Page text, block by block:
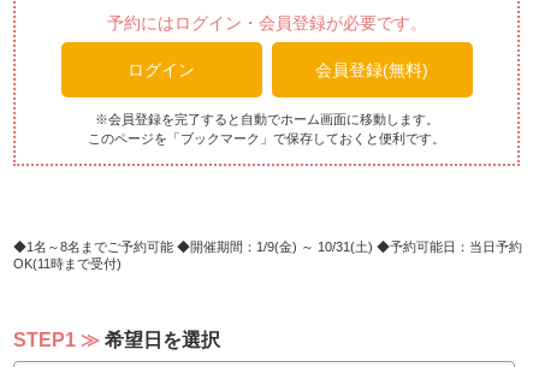
□メインディッシュ
・マグロのグリル
・あぐー豚肩ロース炭火焼き
予約にはログイン・会員登録が必要です。
ログイン 会員登録(無料)
※会員登録を完了すると自動でホーム画面に移動します。
このページを「ブックマーク」で保存しておくと便利です。
1名～8名までご予約可能 開催期間：1/9(金) ～ 10/31(土)
予約可能日：当日予約
OK(11時まで受付)
STEP1 希望日を選択